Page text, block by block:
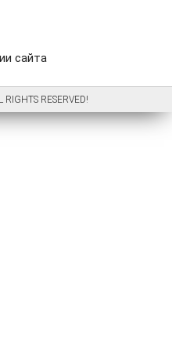
сайта
RESERVED!